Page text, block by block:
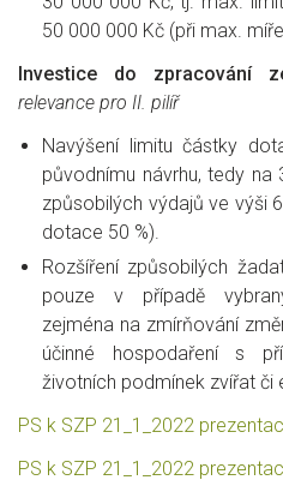
50 000 000 Kč (při max.
Investice do zpracování
relevance pro II. pilíř
Navýšení limitu částky
původnímu návrhu, tedy
způsobilých výdajů ve výši
dotace 50 %).
Rozšíření způsobilých
pouze v případě
zejména na zmírňování
účinné hospodaření s
životních podmínek zvířat či
PS k SZP 21_1_2022
PS k SZP 21_1_2022